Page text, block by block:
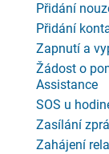
Přidání
Přidání
Zapnutí a
Žádost o
Assistance
SOS u
Zasílání
Zahájení